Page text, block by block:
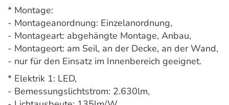
* Montage:
- Montageanordnung: Einzelanordnung,
- Montageart: abgehängte Montage, Anbau,
- Montageort: am Seil, an der Decke, an der Wand,
- nur für den Einsatz im Innenbereich geeignet.
* Elektrik 1: LED,
- Bemessungslichtstrom: 2.630lm,